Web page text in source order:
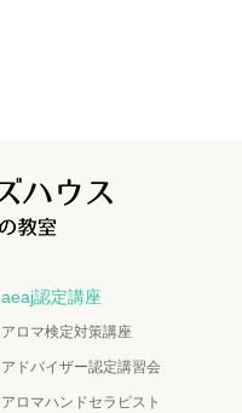
aeaj認定講座
アロマ検定対策講座
アドバイザー認定講習会
アロマハンドセラピスト